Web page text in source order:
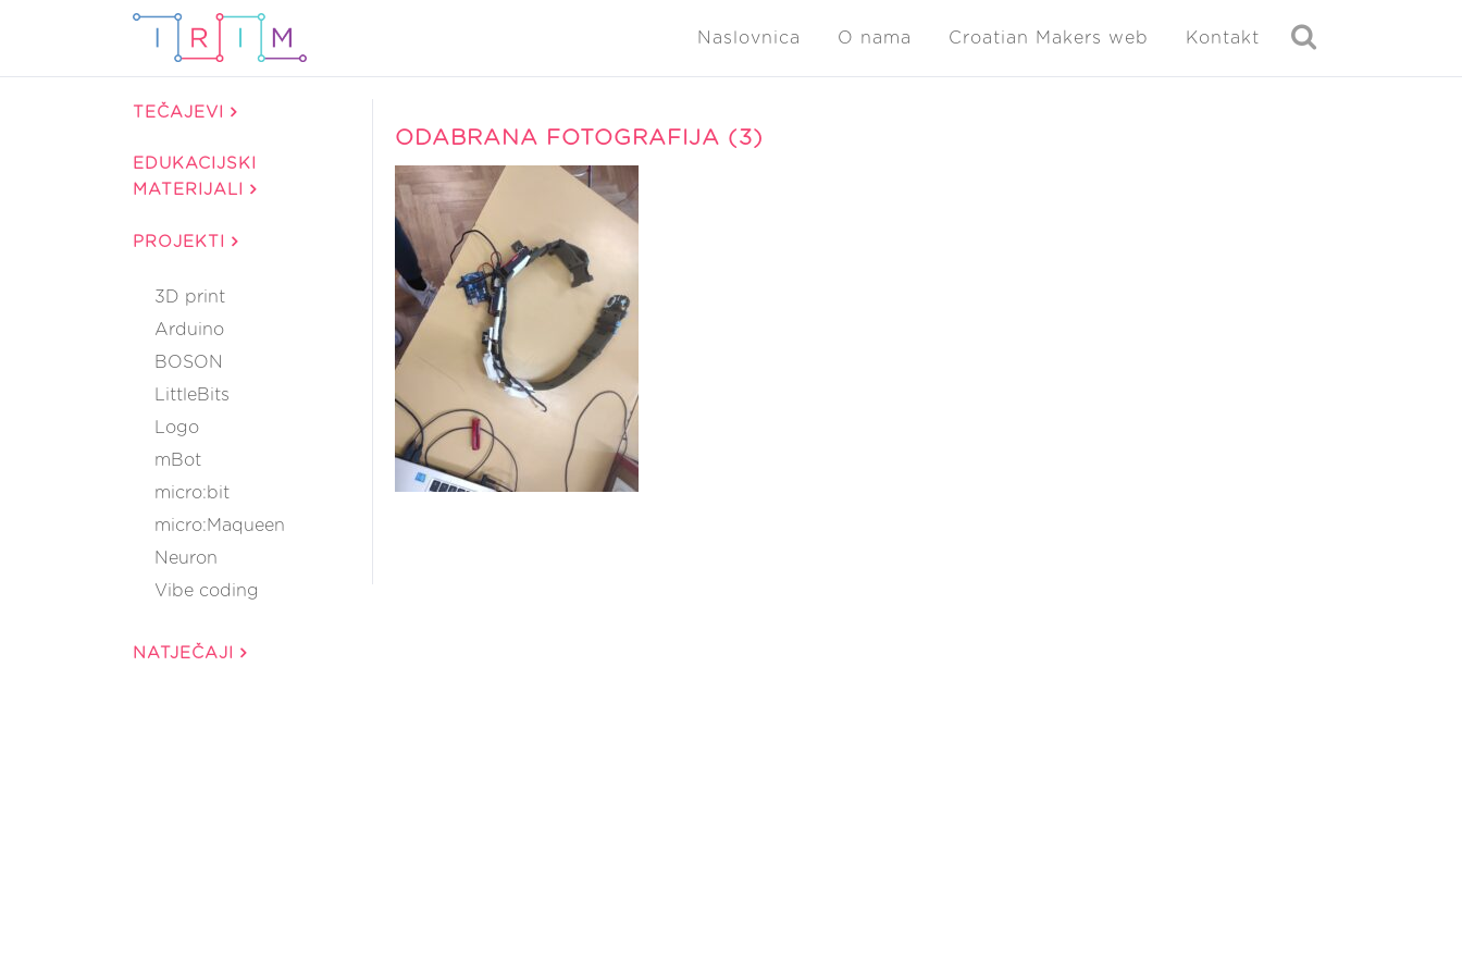
Naslovnica O nama Croatian Makers web Kontakt
TEČAJEVI
EDUKACIJSKI
MATERIJALI
PROJEKTI
3D print
Arduino
BOSON
LittleBits
Logo
mBot
micro:bit
micro:Maqueen
Neuron
Vibe coding
NATJEČAJI
ODABRANA FOTOGRAFIJA (3)